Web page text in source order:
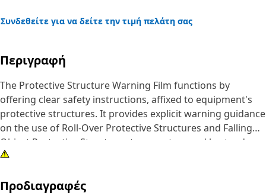
Συνδεθείτε για να δείτε την τιμή πελάτη σας
Περιγραφή
The Protective Structure Warning Film functions by
offering clear safety instructions, affixed to equipment's
protective structures. It provides explicit warning guidance
on the use of Roll-Over Protective Structures and Falling
Object Protective Structures to operators and bystanders,
thereby enhancing safety awareness and ensuring
accidents and injuries in hazardous work environments.
Προδιαγραφές